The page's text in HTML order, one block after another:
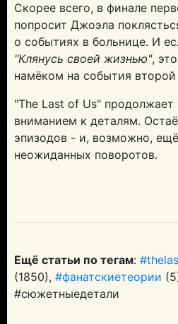
Скорее всего, в финале
попросит Джоэла
о событиях в больнице. И
"Клянусь своей жизнью",
намёком на события второй
"The Last of Us" продолжает
вниманием к деталям.
эпизодов - и, возможно,
неожиданных поворотов.
Ещё статьи по тегам:
(1850), #фанатскиетеории
#сюжетныедетали